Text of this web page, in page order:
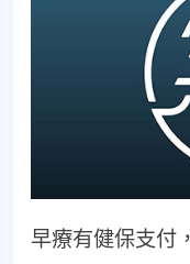
早療有健保支付